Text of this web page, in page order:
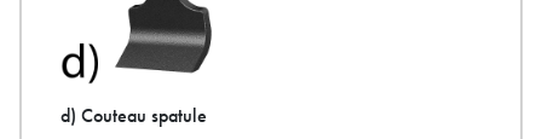
d) Couteau spatule